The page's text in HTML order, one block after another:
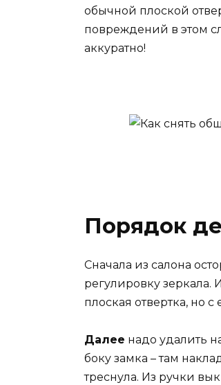
обычной плоской
повреждений в этом
аккуратно!
Порядок
Сначала из салона
регулировку зеркала.
плоская отвертка, но
Далее надо удалить
боку замка – там
треснула. Из ручки